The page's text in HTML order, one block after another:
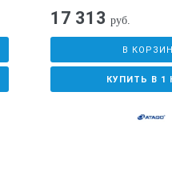
17 313 руб.
В
КУПИТЬ В 1